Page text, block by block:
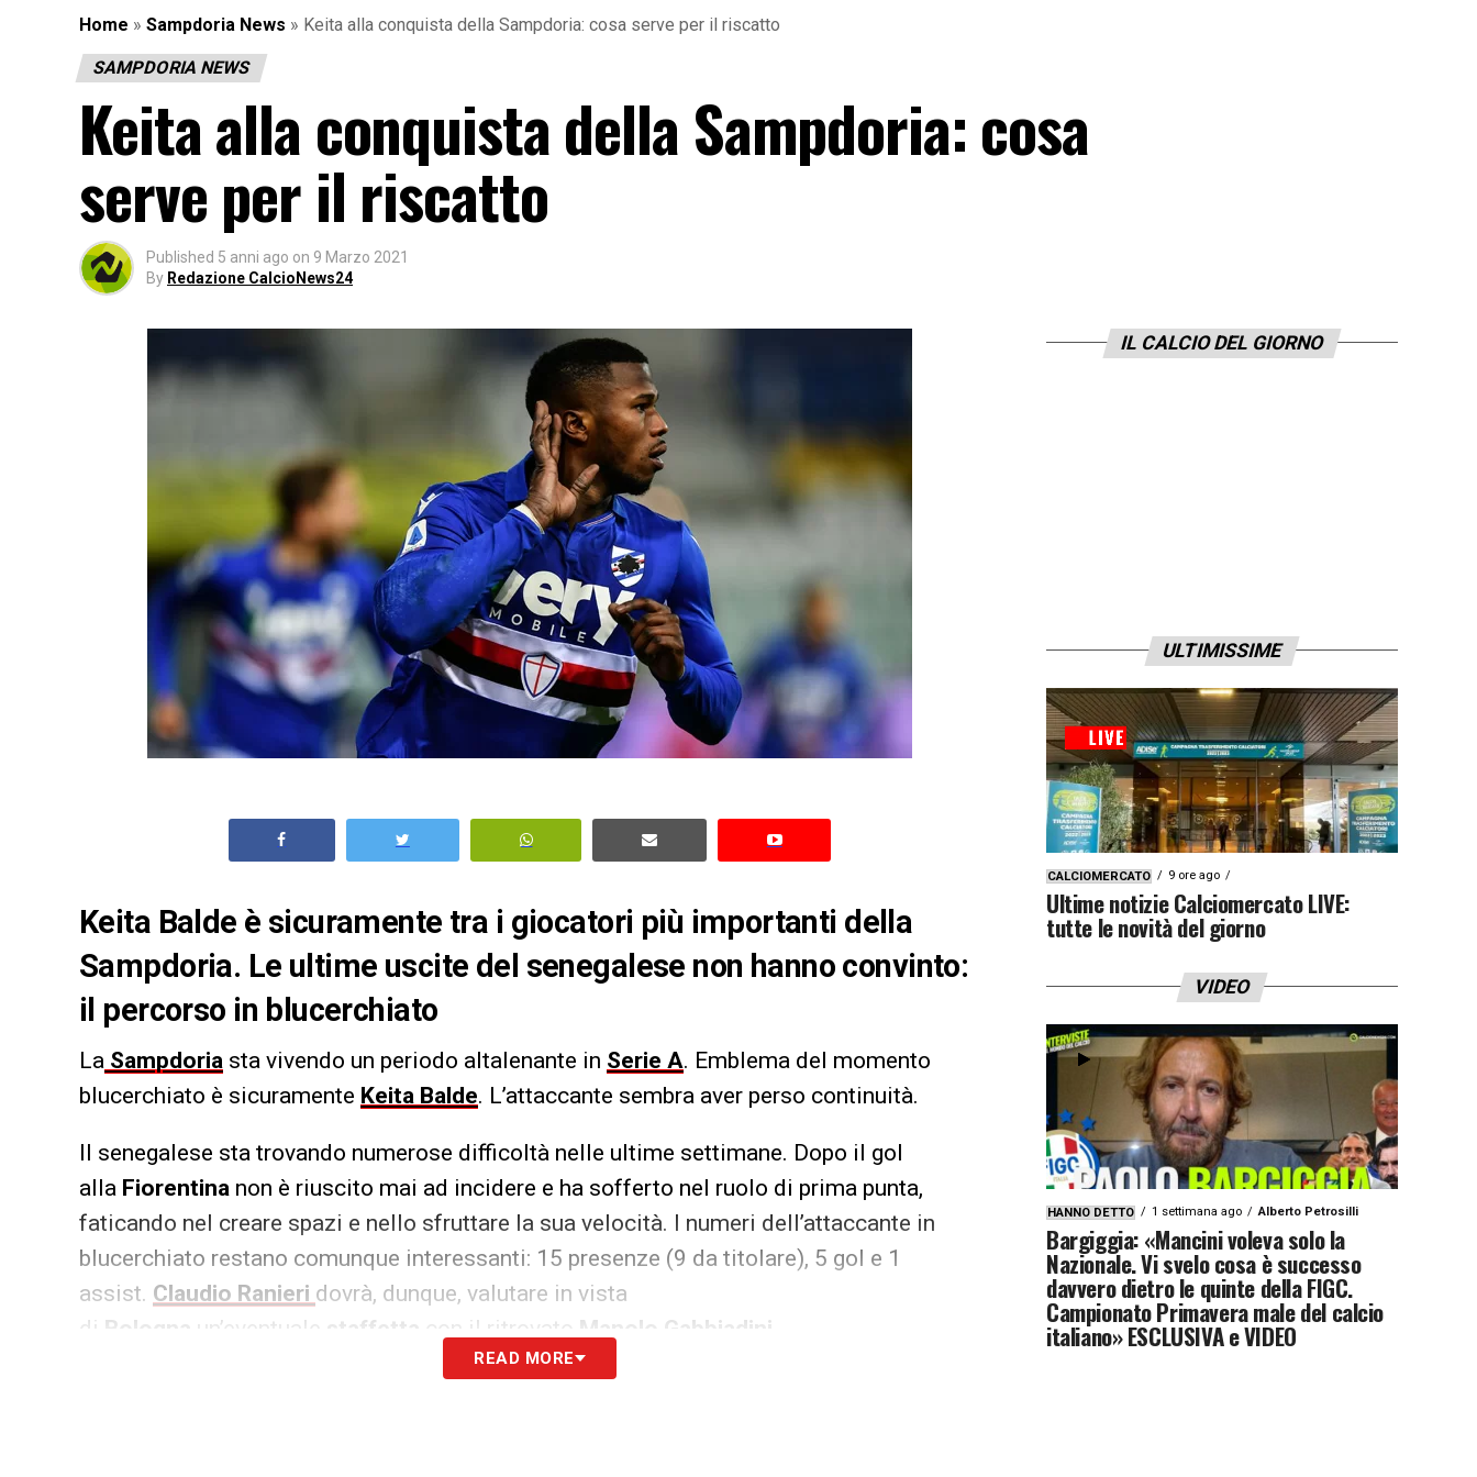
Home » Sampdoria News » Keita alla conquista della Sampdoria: cosa serve per il riscatto
SAMPDORIA NEWS
Keita alla conquista della Sampdoria: cosa
serve per il riscatto
Published 5 anni ago on 9 Marzo 2021
By Redazione CalcioNews24
Keita Balde è sicuramente tra i giocatori più importanti della
Sampdoria. Le ultime uscite del senegalese non hanno convinto:
il percorso in blucerchiato
La Sampdoria sta vivendo un periodo altalenante in Serie A. Emblema del momento
blucerchiato è sicuramente Keita Balde. L’attaccante sembra aver perso continuità.
Il senegalese sta trovando numerose difficoltà nelle ultime settimane. Dopo il gol
alla Fiorentina non è riuscito mai ad incidere e ha sofferto nel ruolo di prima punta,
faticando nel creare spazi e nello sfruttare la sua velocità. I numeri dell’attaccante in
blucerchiato restano comunque interessanti: 15 presenze (9 da titolare), 5 gol e 1
assist. Claudio Ranieri dovrà, dunque, valutare in vista
di Bologna un’eventuale staffetta con il ritrovato Manolo Gabbiadini
READ MORE
IL CALCIO DEL GIORNO
ULTIMISSIME
CALCIOMERCATO 9 ore ago
Ultime notizie Calciomercato LIVE:
tutte le novità del giorno
VIDEO
HANNO DETTO 1 settimana ago Alberto Petrosilli
Bargiggia: «Mancini voleva solo la
Nazionale. Vi svelo cosa è successo
davvero dietro le quinte della FIGC.
Campionato Primavera male del calcio
italiano» ESCLUSIVA e VIDEO